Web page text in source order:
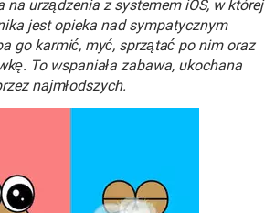
urządzenia z systemem iOS, w której
jest opieka nad sympatycznym
go karmić, myć, sprzątać po nim oraz
To wspaniała zabawa, ukochana
najmłodszych.